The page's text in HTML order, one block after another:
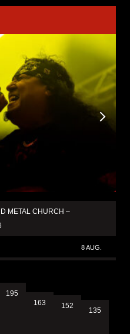
METAL CHURCH –
8 AUG.
195
163 152
135